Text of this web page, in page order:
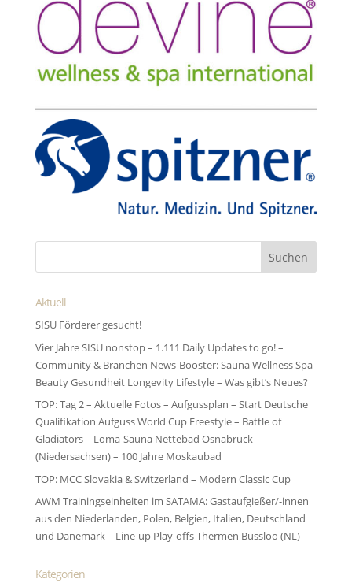
Aktuell
SISU Förderer gesucht!
Vier Jahre SISU nonstop – 1.111 Daily Updates to go! –
Community & Branchen News-Booster: Sauna Wellness Spa
Beauty Gesundheit Longevity Lifestyle – Was gibt’s Neues?
TOP: Tag 2 – Aktuelle Fotos – Aufgussplan – Start Deutsche
Qualifikation Aufguss World Cup Freestyle – Battle of
Gladiators – Loma-Sauna Nettebad Osnabrück
(Niedersachsen) – 100 Jahre Moskaubad
TOP: MCC Slovakia & Switzerland – Modern Classic Cup
AWM Trainingseinheiten im SATAMA: Gastaufgießer/-innen
aus den Niederlanden, Polen, Belgien, Italien, Deutschland
und Dänemark – Line-up Play-offs Thermen Bussloo (NL)
Kategorien